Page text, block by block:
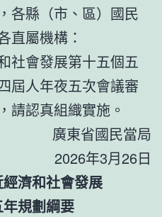
各縣（市、區）國民
直屬機構：
社會發展第十五個五
屆人年夜五次會議審
請認真組織實施。
廣東省國民當局
2026年3月26日
濟和社會發展
規劃綱要